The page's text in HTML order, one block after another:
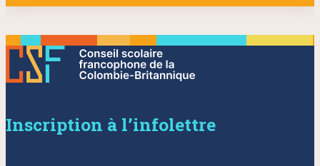
Inscription à l’infolettre